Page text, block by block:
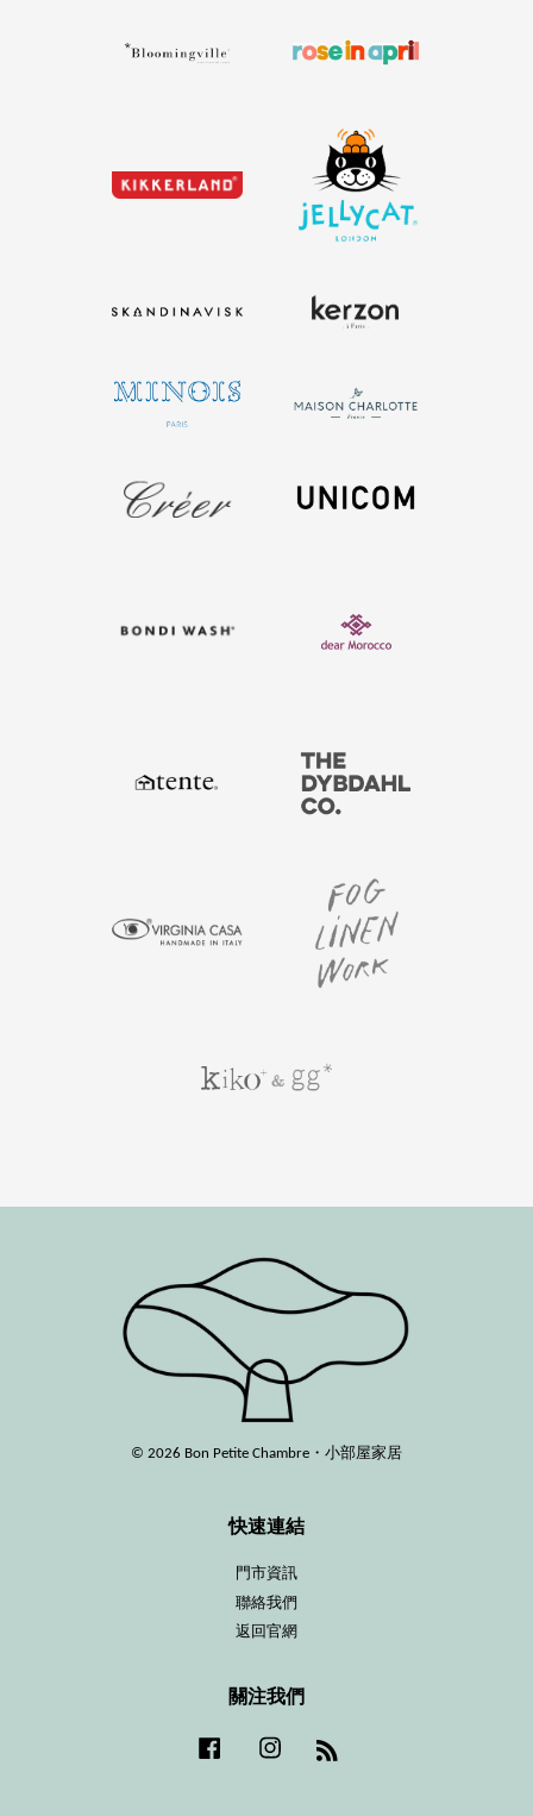
© 2026 Bon Petite Chambre・小部屋家居
快速連結
門市資訊
聯絡我們
返回官網
關注我們
Facebook Instagram